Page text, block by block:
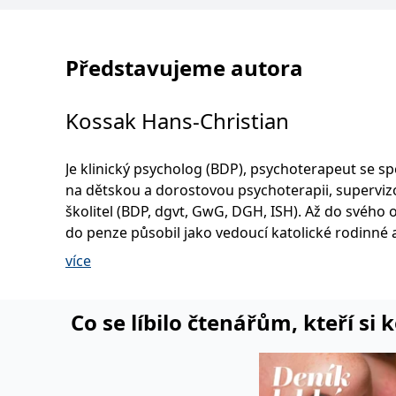
Představujeme autora
Kossak Hans-Christian
Je klinický psycholog (BDP), psychoterapeut se
na dětskou a dorostovou psychoterapii,
školitel (BDP, dgvt, GwG, DGH, ISH). Až do svého
do penze působil jako vedoucí katolické rodinné
výchovné poradny v německé Bochumi a jím
behaviorální terapie a moderní hypnózy a je
terapii. K jeho nejznámějším publikacím patří
Hypnose - Lehrbuch für Psychothera peuten und
více
Co se líbilo čtenářům, kteří si